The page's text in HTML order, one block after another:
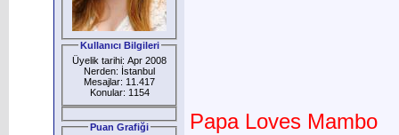
Kullanıcı Bilgileri
Üyelik tarihi: Apr 2008
Nerden: İstanbul
Mesajlar: 11.417
Konular: 1154
Puan Grafiği
Papa Loves Mambo